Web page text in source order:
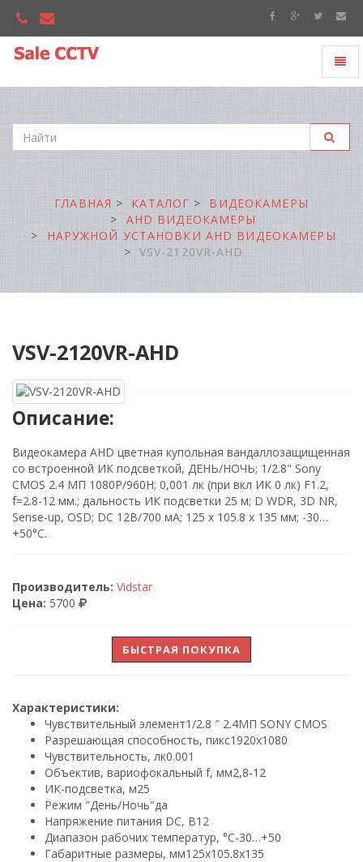
CCTV"
ГЛАВНАЯ КАТАЛОГ
ВИДЕОКАМЕРЫ
AHD ВИДЕОКАМЕРЫ
НАРУЖНОЙ УСТАНОВКИ AHD ВИДЕОКАМЕРЫ
VSV-2120VR-AHD
VSV-2120VR-AHD
Описание:
Видеокамера AHD цветная купольная вандаллозащищенная
со встроенной ИК подсветкой, ДЕНЬ/НОЧЬ; 1/2.8" Sony
CMOS 2.4 МП 1080P/960H; 0,001 лк (при вкл ИК 0 лк) F1.2,
f=2.8-12 мм.; дальность ИК подсветки 25 м; D WDR, 3D NR,
Sense-up, OSD; DC 12В/700 мА; 125 x 105.8 x 135 мм; -30…
+50°C.
Производитель: Vidstar
Цена: 5700
БЫСТРАЯ ПОКУПКА
Характеристики:
Чувствительный элемент1/2.8 ″ 2.4МП SONY CMOS
Разрешающая способность, пикс1920х1080
Чувствительность, лк0.001
Объектив, вариофокальный f, мм2,8-12
ИК-подсветка, м25
Режим ″День/Ночь″да
Напряжение питания DC, В12
Диапазон рабочих температур, °С-30…+50
Габаритные размеры, мм125х105.8х135